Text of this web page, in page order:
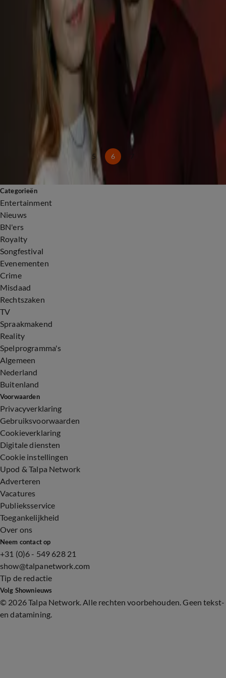
Indrukwekkende opbrengst bij 538 Ochtendrun: meer dan 2 miljoen euro
Andere Tijden komt met Songfestivalspecial na boycot Eurovisie Songfestival
Droom komt uit voor The Tribute-winnaar Beach Boys' Best
Holland Zingt Hazes komt volgend jaar naar déze stad
Nederlandse Wesley Vissers wint de Arnold Classic 2026
Camiel Kesbeke verkozen tot beste realityster 2026
5 6
Categorieën
Entertainment
Nieuws
BN'ers
Royalty
Songfestival
Evenementen
Crime
Misdaad
Rechtszaken
TV
Spraakmakend
Reality
Spelprogramma's
Algemeen
Nederland
Buitenland
Voorwaarden
Privacyverklaring
Gebruiksvoorwaarden
Cookieverklaring
Digitale diensten
Cookie instellingen
Upod & Talpa Network
Adverteren
Vacatures
Publieksservice
Toegankelijkheid
Over ons
Neem contact op
+31 (0)6 - 549 628 21
show@talpanetwork.com
Tip de redactie
Volg Shownieuws
© 2026 Talpa Network. Alle rechten voorbehouden. Geen tekst-
en datamining.